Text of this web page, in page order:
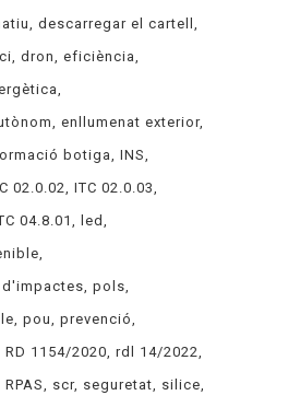
descarregar el cartell
dron
eficiència
enllumenat exterior
botiga
INS
02.0.02
ITC 02.0.03
04.8.01
led
pols
pou
prevenció
RD 1154/2020 rdl 14/2022
RPAS scr seguretat
silice